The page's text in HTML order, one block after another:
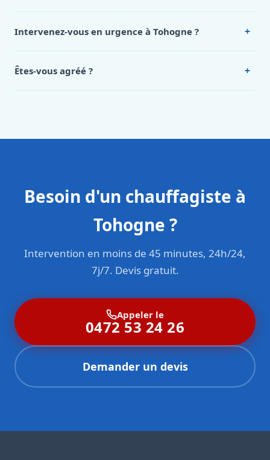
Tohogne, appelez le 0472 53 24 26.
Intervenez-vous en urgence à Tohogne ? +
Êtes-vous agréé ? +
Besoin d'un chauffagiste à
Tohogne ?
Intervention en moins de 45 minutes, 24h/24,
7j/7. Devis gratuit.
Appeler le
0472 53 24 26
Demander un devis